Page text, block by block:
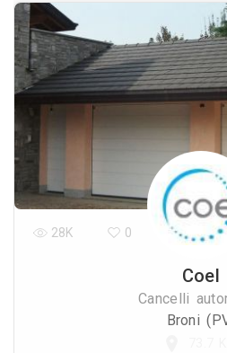
Coel
Cancelli
Broni
28K 0